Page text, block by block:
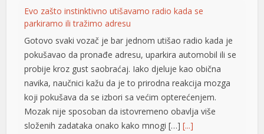
Evo zašto instinktivno utišavamo radio kada se
parkiramo ili tražimo adresu
Gotovo svaki vozač je bar jednom utišao radio kada je
pokušavao da pronađe adresu, uparkira automobil ili se
probije kroz gust saobraćaj. Iako djeluje kao obična
navika, naučnici kažu da je to prirodna reakcija mozga
koji pokušava da se izbori sa većim opterećenjem.
Mozak nije sposoban da istovremeno obavlja više
složenih zadataka onako kako mnogi […][...]